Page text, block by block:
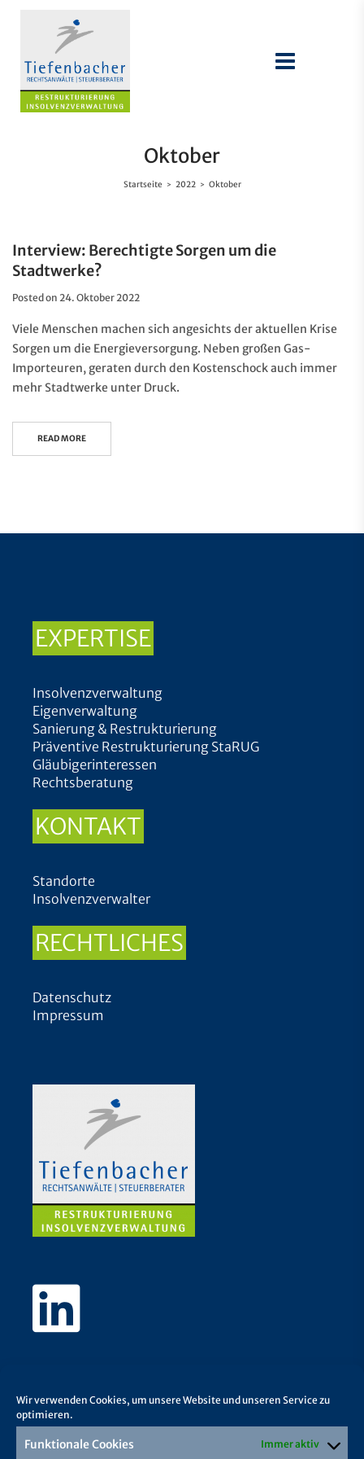
Wir verwenden Cookies, um unsere Website und unseren Service zu
optimieren.
Funktionale Cookies Immer aktiv
Oktober
Startseite > 2022 > Oktober
Interview: Berechtigte Sorgen um die
Stadtwerke?
Posted on 24. Oktober 2022
Viele Menschen machen sich angesichts der aktuellen Krise
Sorgen um die Energieversorgung. Neben großen Gas-
Importeuren, geraten durch den Kostenschock auch immer
mehr Stadtwerke unter Druck.
READ MORE
EXPERTISE
Insolvenzverwaltung
Eigenverwaltung
Sanierung & Restrukturierung
Präventive Restrukturierung StaRUG
Gläubigerinteressen
Rechtsberatung
KONTAKT
Standorte
Insolvenzverwalter
RECHTLICHES
Datenschutz
Impressum